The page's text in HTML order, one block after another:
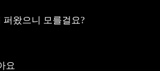
퍼왔으니 모를걸요?
요